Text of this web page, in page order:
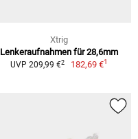
Xtrig
Lenkeraufnahmen für 28,6mm
UVP 209,99 €2 182,69 €1